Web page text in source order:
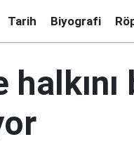
Tarih Biyografi